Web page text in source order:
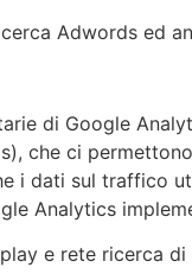
Adwords ed
di Google
che ci
i dati sul
Analytics
e rete ricerca di